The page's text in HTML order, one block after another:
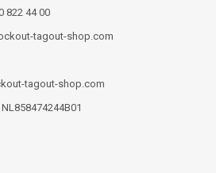
822 44 00
tagout-shop.com
tagout-shop.com